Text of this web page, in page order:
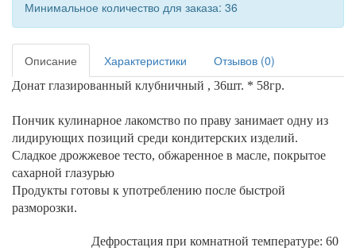
Минимальное количество для заказа: 36
Описание Характеристики Отзывов (0)
Донат глазированный клубничный , 36шт. * 58гр.
Пончик кулинарное лакомство по праву занимает одну из
лидирующих позиций среди кондитерских изделий.
Сладкое дрожжевое тесто, обжаренное в масле, покрытое
сахарной глазурью
Продукты готовы к употреблению после быстрой
разморозки.
Дефростация при комнатной температуре: 60